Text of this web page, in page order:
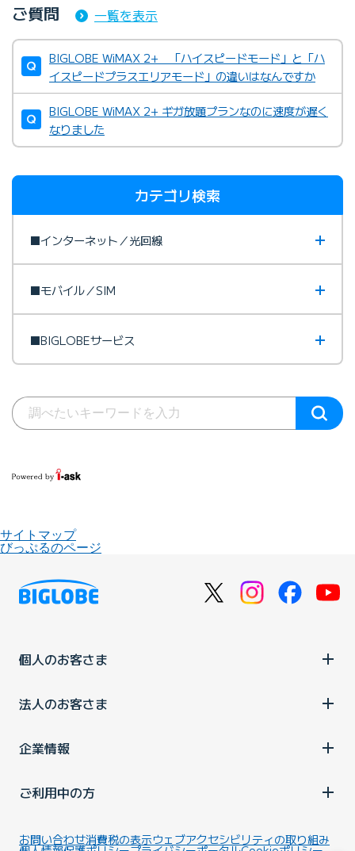
ご質問
一覧を表示
BIGLOBE WiMAX 2+ 「ハイスピードモード」と「ハ
イスピードプラスエリアモード」の違いはなんですか
BIGLOBE WiMAX 2+ ギガ放題プランなのに速度が遅く
なりました
カテゴリ検索
■インターネット／光回線
■モバイル／SIM
■BIGLOBEサービス
サイトマップ
びっぷるのページ
個人のお客さま
法人のお客さま
企業情報
ご利用中の方
お問い合わせ消費税の表示ウェブアクセシビリティの取り組み